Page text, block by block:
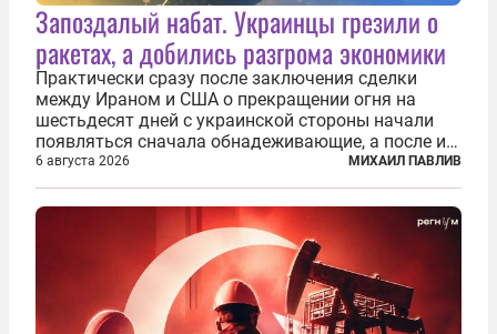
Запоздалый набат. Украинцы грезили о
ракетах, а добились разгрома экономики
Практически сразу после заключения сделки
между Ираном и США о прекращении огня на
шестьдесят дней с украинской стороны начали
появляться сначала обнадеживающие, а после и
вовсе бравурные заявления про некий «перелом»
в войне. Вероятно, в сознании первых лиц
киевского режима и стоящих за ними...
6 августа 2026 МИХАИЛ ПАВЛИВ